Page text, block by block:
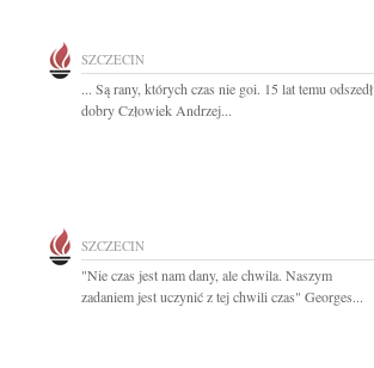
SZCZECIN
... Są rany, których czas nie goi. 15 lat temu odszedł
dobry Człowiek Andrzej...
SZCZECIN
"Nie czas jest nam dany, ale chwila. Naszym
zadaniem jest uczynić z tej chwili czas" Georges...